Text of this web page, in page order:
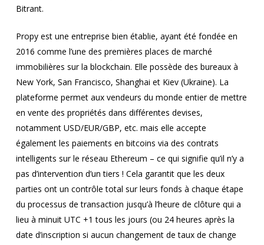
Bitrant.
Propy est une entreprise bien établie, ayant été fondée en
2016 comme l’une des premières places de marché
immobilières sur la blockchain. Elle possède des bureaux à
New York, San Francisco, Shanghai et Kiev (Ukraine). La
plateforme permet aux vendeurs du monde entier de mettre
en vente des propriétés dans différentes devises,
notamment USD/EUR/GBP, etc. mais elle accepte
également les paiements en bitcoins via des contrats
intelligents sur le réseau Ethereum – ce qui signifie qu’il n’y a
pas d’intervention d’un tiers ! Cela garantit que les deux
parties ont un contrôle total sur leurs fonds à chaque étape
du processus de transaction jusqu’à l’heure de clôture qui a
lieu à minuit UTC +1 tous les jours (ou 24 heures après la
date d’inscription si aucun changement de taux de change